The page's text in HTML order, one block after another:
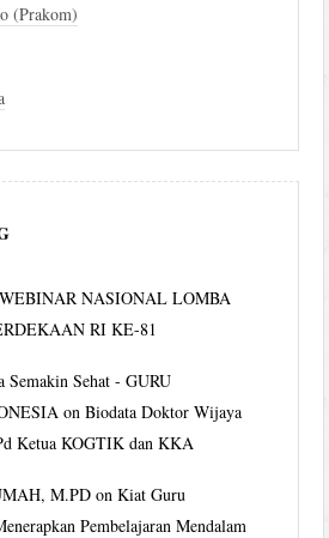
(Prakom)
WEBINAR NASIONAL LOMBA
RI KE-81
Semakin Sehat - GURU
onBiodata Doktor Wijaya
Ketua KOGTIK dan KKA
M.PD onKiat Guru
Pembelajaran Mendalam